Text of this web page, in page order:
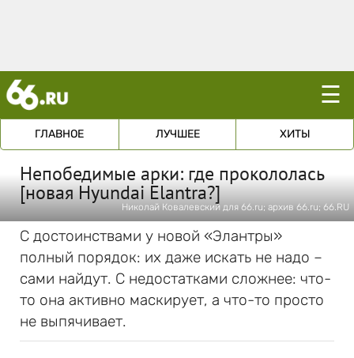
☰
ГЛАВНОЕ ЛУЧШЕЕ ХИТЫ
Непобедимые арки: где прокололась
[новая Hyundai Elantra?]
Николай Ковалевский для 66.ru; архив 66.ru; 66.RU
C достоинствами у новой «Элантры»
полный порядок: их даже искать не надо –
сами найдут. С недостатками сложнее: что-
то она активно маскирует, а что-то просто
не выпячивает.